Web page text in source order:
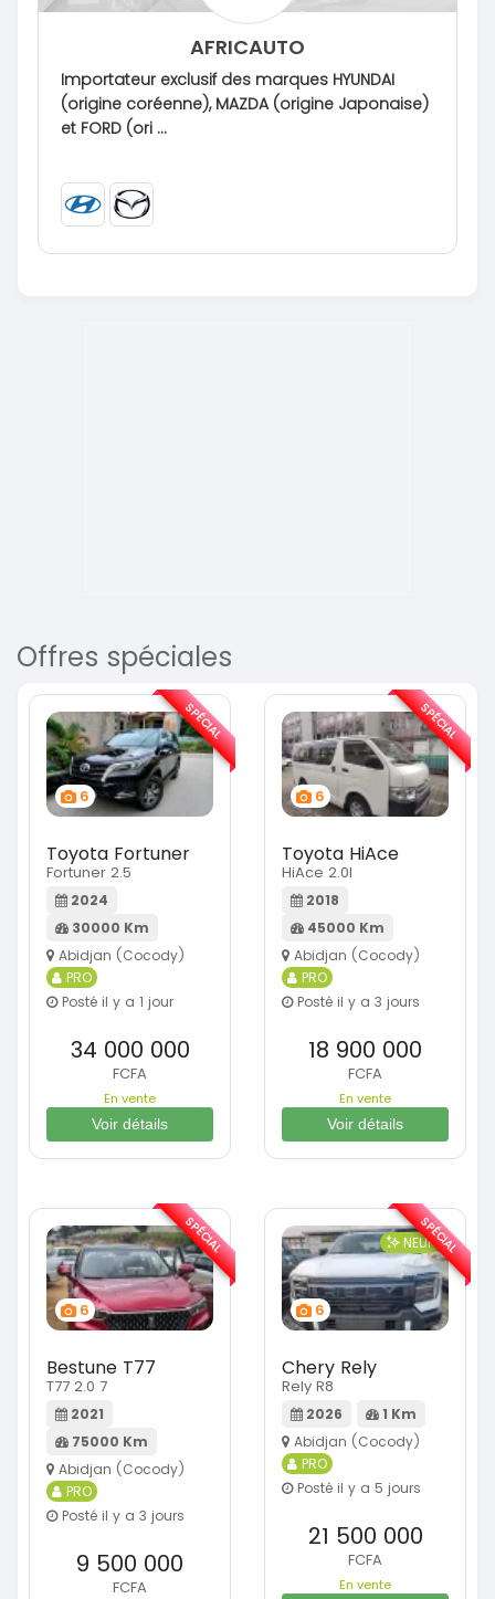
AFRICAUTO
Importateur exclusif des marques HYUNDAI
(origine coréenne), MAZDA (origine Japonaise)
et FORD (ori ...
Offres spéciales
6
Toyota Fortuner
Fortuner 2.5
2024
30000 Km
Abidjan (Cocody)
PRO
Posté il y a 1 jour
34 000 000
FCFA
En vente
Voir détails
SPÉCIAL
6
Toyota HiAce
HiAce 2.0l
2018
45000 Km
Abidjan (Cocody)
PRO
Posté il y a 3 jours
18 900 000
FCFA
En vente
Voir détails
SPÉCIAL
6
Bestune T77
T77 2.0 7
2021
75000 Km
Abidjan (Cocody)
PRO
Posté il y a 3 jours
9 500 000
FCFA
SPÉCIAL
6
NEUF
Chery Rely
Rely R8
2026
1 Km
Abidjan (Cocody)
PRO
Posté il y a 5 jours
21 500 000
FCFA
En vente
SPÉCIAL